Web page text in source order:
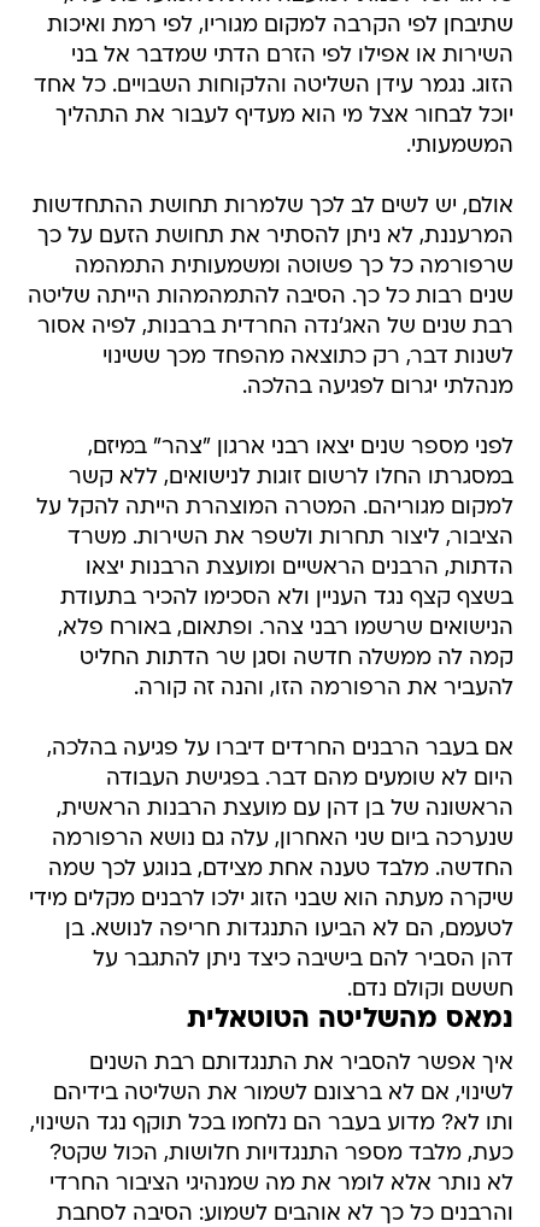
שתיבחן לפי הקרבה למקום מגוריו, לפי רמת ואיכות
השירות או אפילו לפי הזרם הדתי שמדבר אל בני
הזוג. נגמר עידן השליטה והלקוחות השבויים. כל אחד
יוכל לבחור אצל מי הוא מעדיף לעבור את התהליך
המשמעותי.
אולם, יש לשים לב לכך שלמרות תחושת ההתחדשות
המרעננת, לא ניתן להסתיר את תחושת הזעם על כך
שרפורמה כל כך פשוטה ומשמעותית התמהמה
שנים רבות כל כך. הסיבה להתמהמהות הייתה שליטה
רבת שנים של האג'נדה החרדית ברבנות, לפיה אסור
לשנות דבר, רק כתוצאה מהפחד מכך ששינוי
מנהלתי יגרום לפגיעה בהלכה.
לפני מספר שנים יצאו רבני ארגון "צהר" במיזם,
במסגרתו החלו לרשום זוגות לנישואים, ללא קשר
למקום מגוריהם. המטרה המוצהרת הייתה להקל על
הציבור, ליצור תחרות ולשפר את השירות. משרד
הדתות, הרבנים הראשיים ומועצת הרבנות יצאו
בשצף קצף נגד העניין ולא הסכימו להכיר בתעודת
הנישואים שרשמו רבני צהר. ופתאום, באורח פלא,
קמה לה ממשלה חדשה וסגן שר הדתות החליט
להעביר את הרפורמה הזו, והנה זה קורה.
אם בעבר הרבנים החרדים דיברו על פגיעה בהלכה,
היום לא שומעים מהם דבר. בפגישת העבודה
הראשונה של בן דהן עם מועצת הרבנות הראשית,
שנערכה ביום שני האחרון, עלה גם נושא הרפורמה
החדשה. מלבד טענה אחת מצידם, בנוגע לכך שמה
שיקרה מעתה הוא שבני הזוג ילכו לרבנים מקלים מידי
לטעמם, הם לא הביעו התנגדות חריפה לנושא. בן
דהן הסביר להם בישיבה כיצד ניתן להתגבר על
חששם וקולם נדם.
נמאס מהשליטה הטוטאלית
איך אפשר להסביר את התנגדותם רבת השנים
לשינוי, אם לא ברצונם לשמור את השליטה בידיהם
ותו לא? מדוע בעבר הם נלחמו בכל תוקף נגד השינוי,
כעת, מלבד מספר התנגדויות חלושות, הכול שקט?
לא נותר אלא לומר את מה שמנהיגי הציבור החרדי
והרבנים כל כך לא אוהבים לשמוע: הסיבה לסחבת